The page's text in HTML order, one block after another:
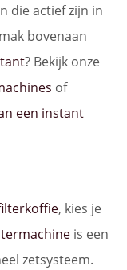
die actief zijn in
bovenaan
? Bekijk onze
of
een instant
, kies je
is een
zetsysteem.